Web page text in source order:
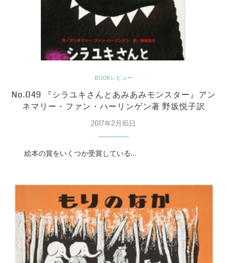
BOOKレビュー
No.049 『シラユキさんとあみあみモンスター』アン
ネマリー・ファン・ハーリンゲン著 野坂悦子訳
2017年2月16日
絵本の賞をいくつか受賞している…